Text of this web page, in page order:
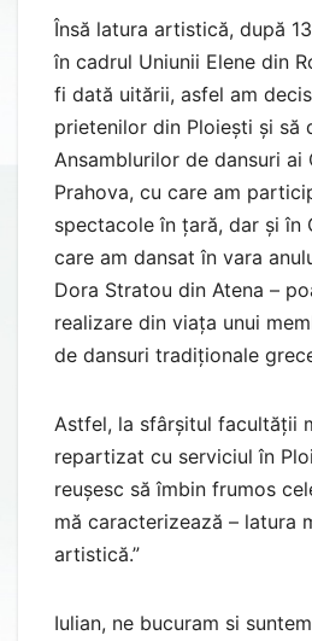
Însă latura artistică, după
în cadrul Uniunii Elene din
fi dată uitării, asfel am
prietenilor din Ploiești și să
Ansamblurilor de dansuri ai
Prahova, cu care am
spectacole în țară, dar și în
care am dansat în vara
Dora Stratou din Atena –
realizare din viața unui
de dansuri tradiționale
Astfel, la sfârșitul facultății
repartizat cu serviciul în
reușesc să îmbin frumos
mă caracterizează – latura
artistică.”
Iulian, ne bucuram si